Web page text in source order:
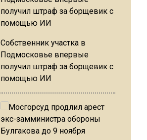
Собственник участка в
Подмосковье впервые
получил штраф за борщевик с
помощью ИИ